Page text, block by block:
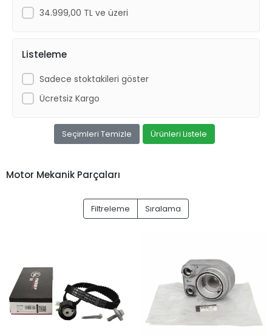
34.999,00 TL ve üzeri
Listeleme
Sadece stoktakileri göster
Ücretsiz Kargo
Seçimleri Temizle Ürünleri Listele
Motor Mekanik Parçaları
Filtreleme Sıralama